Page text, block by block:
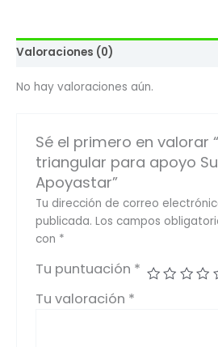
Valoraciones (0)
No hay valoraciones aún.
Sé el primero en valorar
triangular para apoyo
Apoyastar”
Tu dirección de correo
publicada. Los campos
con *
Tu puntuación *
Tu valoración *